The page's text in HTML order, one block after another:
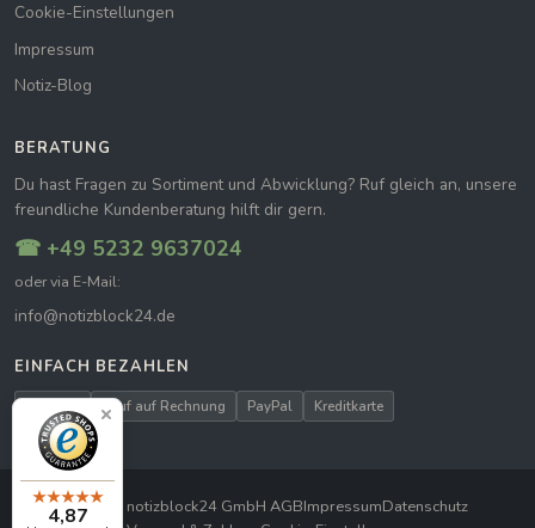
Cookie-Einstellungen
Impressum
Notiz-Blog
BERATUNG
Du hast Fragen zu Sortiment und Abwicklung? Ruf gleich an, unsere
freundliche Kundenberatung hilft dir gern.
☎ +49 5232 9637024
oder via E-Mail:
info@notizblock24.de
EINFACH BEZAHLEN
Kauf auf Rechnung PayPal Kreditkarte
© 2026 notizblock24 GmbH AGBImpressumDatenschutz
4,87